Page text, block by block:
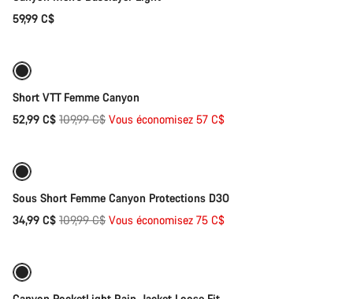
59,99 C$
Short VTT Femme Canyon
52,99 C$ Prix
109,99 C$ Vous économisez 57 C$
Sélection rapide
Sous Short Femme Canyon Protections D3O
34,99 C$ Prix
109,99 C$ Vous économisez 75 C$
Sélection rapide